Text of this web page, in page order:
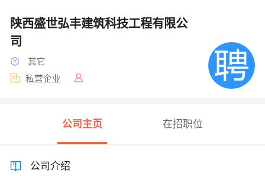
陕西盛世弘丰建筑科技工程有限公
司
其它
私营企业
公司主页 在招职位
公司介绍